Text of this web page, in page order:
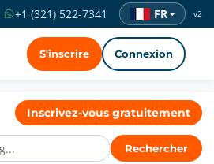
+1 (321) 522-7341 FR v2
S'inscrire Connexion
Inscrivez-vous gratuitement
Rechercher